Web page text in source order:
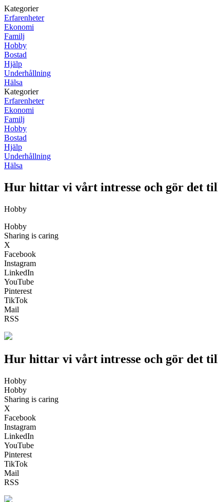
Kategorier
Erfarenheter
Ekonomi
Familj
Hobby
Bostad
Hjälp
Underhållning
Hälsa
Kategorier
Erfarenheter
Ekonomi
Familj
Hobby
Bostad
Hjälp
Underhållning
Hälsa
Hur hittar vi vårt intresse och gör det
Hobby
Hobby
Sharing is caring
X
Facebook
Instagram
LinkedIn
YouTube
Pinterest
TikTok
Mail
RSS
Hur hittar vi vårt intresse och gör det
Hobby
Hobby
Sharing is caring
X
Facebook
Instagram
LinkedIn
YouTube
Pinterest
TikTok
Mail
RSS